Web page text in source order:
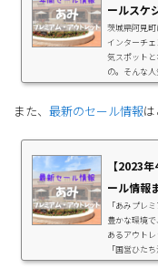
ールスケ
茨城県阿見
インターチ
気スポット
の。そんな
う？と気に
開催される
また、 最新のセール情報
【2023
ール情報
「あみプレ
豊かな環境
あるアウト
「国営ひた
グ＆観光と